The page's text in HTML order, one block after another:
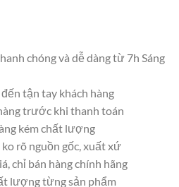
chóng và dễ dàng từ 7h Sáng
tận tay khách hàng
trước khi thanh toán
kém chất lượng
rõ nguồn gốc, xuất xứ
chỉ bán hàng chính hãng
lượng từng sản phẩm